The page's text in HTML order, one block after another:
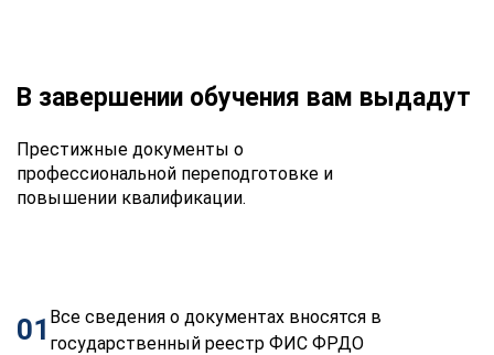
В завершении обучения вам выдадут
Престижные документы о
профессиональной переподготовке и
повышении квалификации.
01 Все сведения о документах вносятся в
государственный реестр ФИС ФРДО